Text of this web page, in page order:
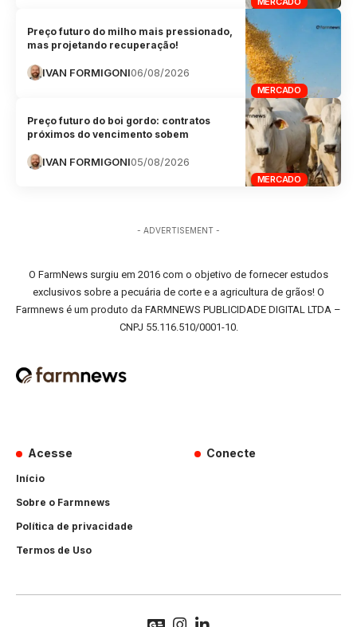
MERCADO
Preço futuro do milho mais pressionado,
mas projetando recuperação!
IVAN FORMIGONI06/08/2026
MERCADO
Preço futuro do boi gordo: contratos
próximos do vencimento sobem
IVAN FORMIGONI05/08/2026
- ADVERTISEMENT -
O FarmNews surgiu em 2016 com o objetivo de fornecer estudos
exclusivos sobre a pecuária de corte e a agricultura de grãos! O
Farmnews é um produto da FARMNEWS PUBLICIDADE DIGITAL LTDA –
CNPJ 55.116.510/0001-10.
Acesse
Início
Sobre o Farmnews
Política de privacidade
Termos de Uso
Conecte